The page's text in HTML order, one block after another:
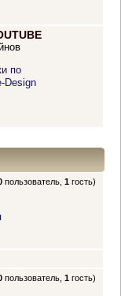
по
Design
пользователь,1 гость)
пользователь,1 гость)